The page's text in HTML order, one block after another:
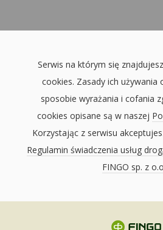
Serwis na którym się
cookies. Zasady ich używania
sposobie wyrażania i cofania
cookies opisane są w naszej
Korzystając z serwisu
Regulamin świadczenia usług
FINGO sp. z